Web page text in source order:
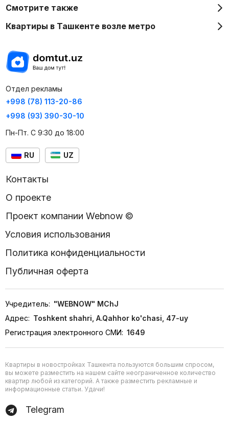
Смотрите также
Квартиры в Ташкенте возле метро
Отдел рекламы
+998 (78) 113-20-86
+998 (93) 390-30-10
Пн-Пт. С 9:30 до 18:00
RU UZ
Контакты
О проекте
Проект компании Webnow ©
Условия использования
Политика конфиденциальности
Публичная оферта
Учредитель: "WEBNOW" MChJ
Адрес: Toshkent shahri, A.Qahhor ko'chasi, 47-uy
Регистрация электронного СМИ: 1649
Квартиры в новостройках Ташкента пользуются большим спросом,
вы можете разместить на нашем сайте неограниченное количество
квартир любой из категорий. А также разместить рекламные и
информационные статьи. Удачи!
Telegram